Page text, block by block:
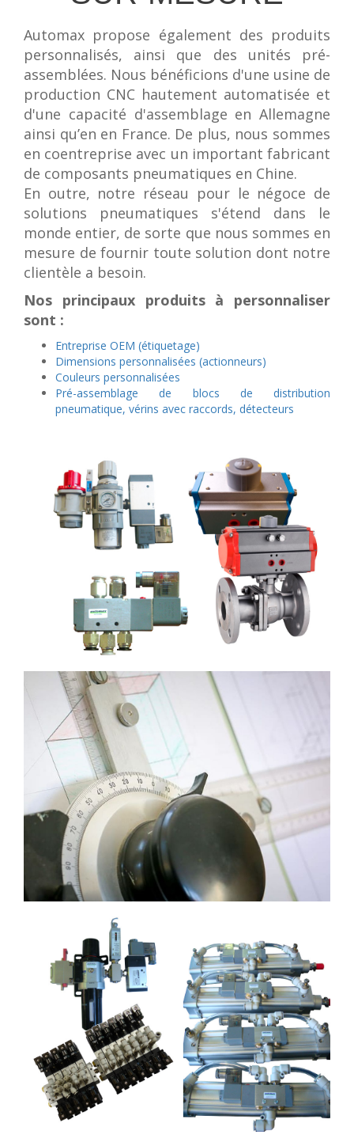
vérins rotatifs
Vérins sans tige
CONNECTIQUE
Joints tournants
CONTRÔLE DES FLUIDES
Auxiliaires de ligne
Auxiliaires de raccordement
Électrovannes tous fluides
DISTRIBUTEURS
Commande à pédale
Commande manuelle
Commande musculaire
Commande pneumatique
ÉLECTROVANNES DE DÉCOLMATAGE
Électrovannes à jet pulsé
Ciseaux pneumatiques
Couteaux pneumatiques
PINCES DE PRÉHENSION
Préhenseurs parallèles
TRAITEMENT D'AIR
Traitements d'air
Traitements d'air - Accessoires
Traitements d'air - Ioniseurs
Traitements d'air compacts
Automax propose également des produits
personnalisés, ainsi que des unités pré-
assemblées. Nous bénéficions d'une usine de
production CNC hautement automatisée et
d'une capacité d'assemblage en Allemagne
ainsi qu’en en France. De plus, nous sommes
en coentreprise avec un important fabricant
de composants pneumatiques en Chine.
En outre, notre réseau pour le négoce de
solutions pneumatiques s'étend dans le
monde entier, de sorte que nous sommes en
mesure de fournir toute solution dont notre
clientèle a besoin.
Nos principaux produits à personnaliser
sont :
Entreprise OEM (étiquetage)
Dimensions personnalisées (actionneurs)
Couleurs personnalisées
Pré-assemblage de blocs de distribution
pneumatique, vérins avec raccords, détecteurs